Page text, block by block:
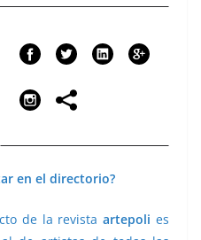
en el directorio?
de la revistaartepoli es